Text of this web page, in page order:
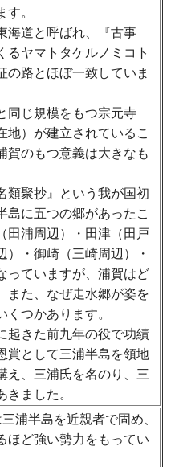
。
海道と呼ばれ、『古事
るヤマトタケルノミコト
の路とほぼ一致していま
同じ規模をもつ宗元寺
地）が建立されているこ
賀のもつ意義は大きなも
類聚抄』という我が国初
島に五つの郷があったこ
田浦周辺）・田津（田戸
）・御崎（三崎周辺）・
っていますが、浦賀はど
また、なぜ走水郷が姿を
つかあります。
起きた前九年の役で功績
賞として三浦半島を領地
え、三浦氏を名のり、三
ました。
浦半島を近親者で固め、
ほど強い勢力をもってい